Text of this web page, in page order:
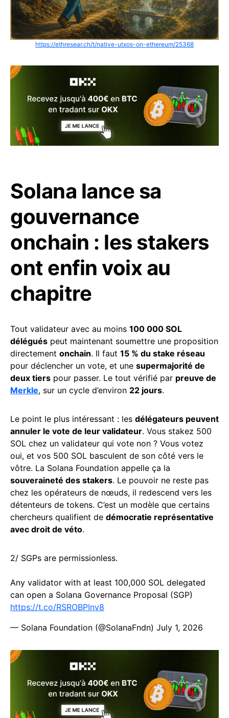
https://ethresear.ch/t/native-utxos-on-ethereum/25368
Solana lance sa
gouvernance
onchain : les stakers
ont enfin voix au
chapitre
Tout validateur avec au moins 100 000 SOL
délégués peut maintenant soumettre une proposition
directement onchain. Il faut 15 % du stake réseau
pour déclencher un vote, et une supermajorité de
deux tiers pour passer. Le tout vérifié par preuve de
Merkle, sur un cycle d’environ 22 jours.
Le point le plus intéressant : les délégateurs peuvent
annuler le vote de leur validateur. Vous stakez 500
SOL chez un validateur qui vote non ? Vous votez
oui, et vos 500 SOL basculent de son côté vers le
vôtre. La Solana Foundation appelle ça la
souveraineté des stakers. Le pouvoir ne reste pas
chez les opérateurs de nœuds, il redescend vers les
détenteurs de tokens. C’est un modèle que certains
chercheurs qualifient de démocratie représentative
avec droit de véto.
2/ SGPs are permissionless.
Any validator with at least 100,000 SOL delegated
can open a Solana Governance Proposal (SGP)
https://t.co/RSROBPInv8
— Solana Foundation (@SolanaFndn) July 1, 2026